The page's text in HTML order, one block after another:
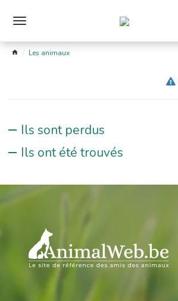
le
menu
Les animaux
Ils sont perdus
Ils ont été trouvés